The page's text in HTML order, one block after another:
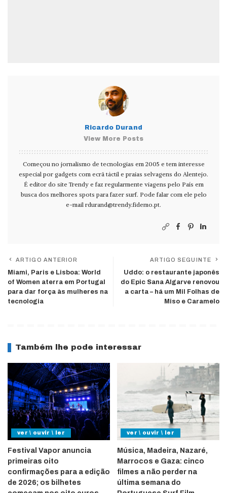
Ricardo Durand
View More Posts
Começou no jornalismo de tecnologias em 2005 e tem interesse
especial por gadgets com ecrã táctil e praias selvagens do Alentejo.
É editor do site Trendy e faz regularmente viagens pelo País em
busca dos melhores spots para fazer surf. Pode falar com ele pelo
e-mail rdurand@trendy.fidemo.pt.
ARTIGO ANTERIOR
Miami, Paris e Lisboa: World
of Women aterra em Portugal
para dar força às mulheres na
tecnologia
ARTIGO SEGUINTE
Uddo: o restaurante japonês
do Epic Sana Algarve renovou
a carta – há um Mil Folhas de
Miso e Caramelo
Também lhe pode interessar
ver \ ouvir \ ler
Festival Vapor anuncia
primeiras oito
confirmações para a edição
de 2026; os bilhetes
ver \ ouvir \ ler
Música, Madeira, Nazaré,
Marrocos e Gaza: cinco
filmes a não perder na
última semana do